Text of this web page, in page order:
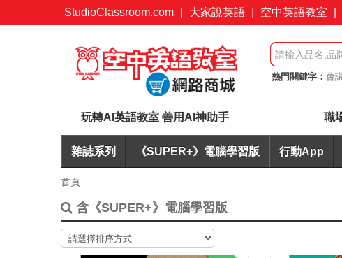
StudioClassroom.com 大家說英語 空中英語教室
熱門關鍵字： 會
玩轉AI英語教室 善用AI神助手 職
雜誌系列 《SUPER+》電腦學習版 行動App
首頁
含《SUPER+》電腦學習版